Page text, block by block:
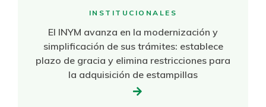
INSTITUCIONALES
El INYM avanza en la modernización y
simplificación de sus trámites: establece
plazo de gracia y elimina restricciones para
la adquisición de estampillas